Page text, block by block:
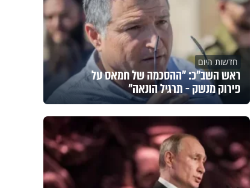
חדשות היום
ראש השב"כ: "ההסכמה של חמאס על
פירוק מנשק - תרגיל הונאה"